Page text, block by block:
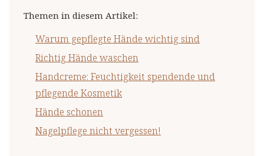
Themen in diesem Artikel:
Warum gepflegte Hände wichtig sind
Richtig Hände waschen
Handcreme: Feuchtigkeit spendende und
pflegende Kosmetik
Hände schonen
Nagelpflege nicht vergessen!